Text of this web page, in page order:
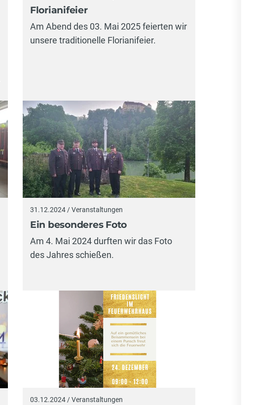
Florianifeier
Am Abend des 03. Mai 2025 feierten wir
unsere traditionelle Florianifeier.
31.12.2024 / Veranstaltungen
Ein besonderes Foto
Am 4. Mai 2024 durften wir das Foto
des Jahres schießen.
03.12.2024 / Veranstaltungen